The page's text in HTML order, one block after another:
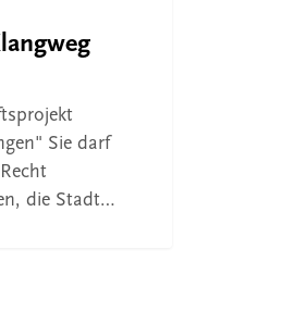
Sie darf
die Stadt…